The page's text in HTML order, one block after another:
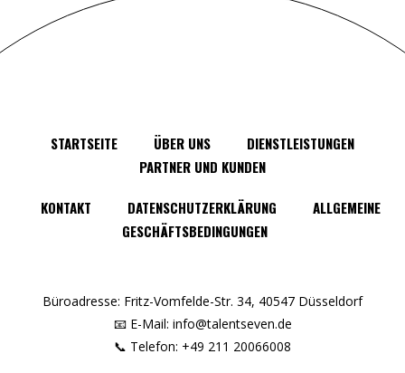
STARTSEITE ÜBER UNS
DIENSTLEISTUNGEN
PARTNER UND KUNDEN
KONTAKT DATENSCHUTZERKLÄRUNG
ALLGEMEINE
GESCHÄFTSBEDINGUNGEN
Büroadresse: Fritz-Vomfelde-Str. 34, 40547 Düsseldorf
📧 E-Mail: info@talentseven.de
📞 Telefon: +49 211 20066008